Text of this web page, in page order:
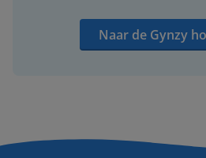
Naar de Gynzy